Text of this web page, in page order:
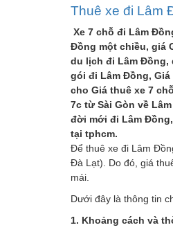
Thuê xe đi Lâm
Xe 7 chỗ đi Lâm
Đồng một chiều, giá
du lịch đi Lâm Đồng,
gói đi Lâm Đồng,
cho Giá thuê xe 7
7c từ Sài Gòn về
đời mới đi Lâm
tại tphcm.
Để thuê xe đi Lâm
Đà Lạt). Do đó, giá
mái.
Dưới đây là thông tin
1. Khoảng cách và